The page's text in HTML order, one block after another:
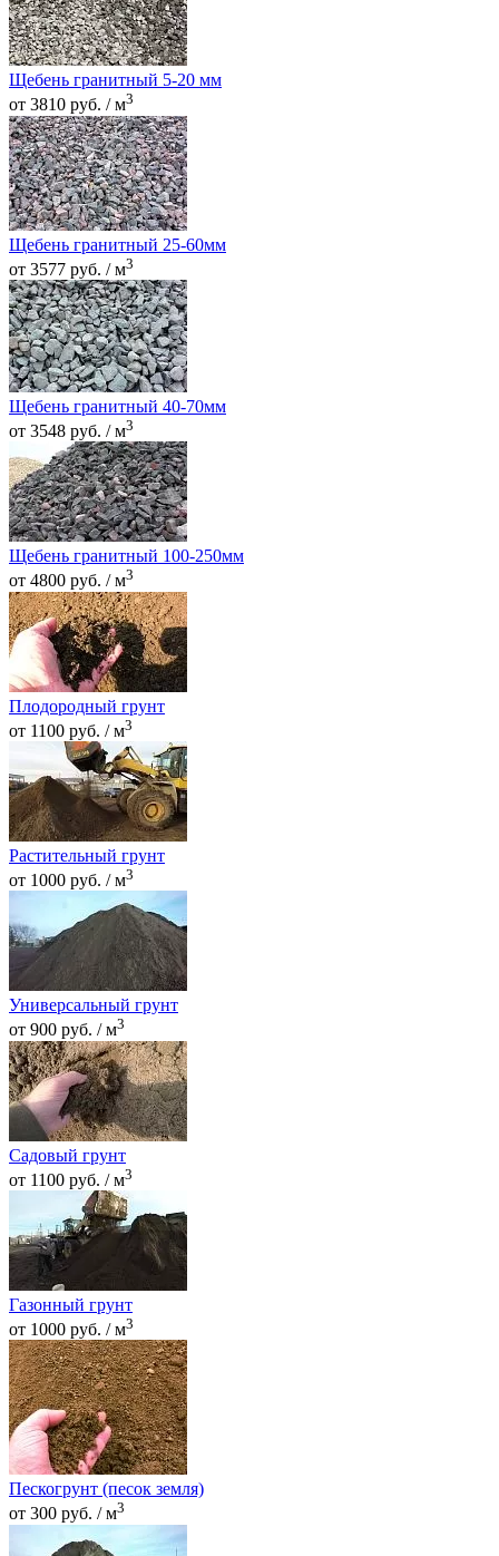
Щебень гранитный 5-20 мм
от 3810 руб. / м3
Щебень гранитный 25-60мм
от 3577 руб. / м3
Щебень гранитный 40-70мм
от 3548 руб. / м3
Щебень гранитный 100-250мм
от 4800 руб. / м3
Плодородный грунт
от 1100 руб. / м3
Растительный грунт
от 1000 руб. / м3
Универсальный грунт
от 900 руб. / м3
Садовый грунт
от 1100 руб. / м3
Газонный грунт
от 1000 руб. / м3
Пескогрунт (песок земля)
от 300 руб. / м3